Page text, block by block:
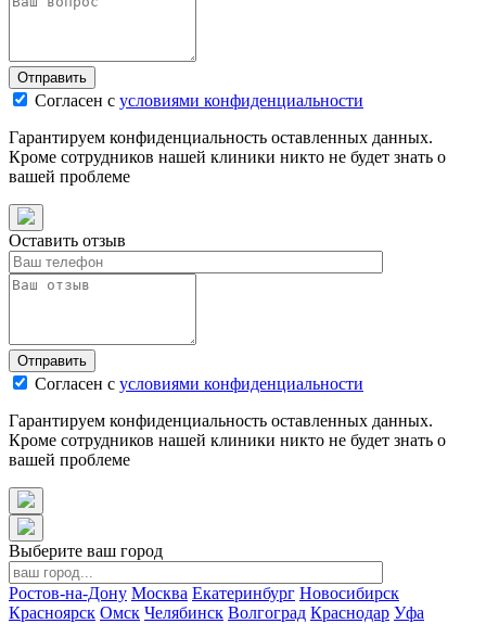
Отправить
Согласен с условиями конфиденциальности
Гарантируем конфиденциальность оставленных данных.
Кроме сотрудников нашей клиники никто не будет знать о
вашей проблеме
Оставить отзыв
Отправить
Согласен с условиями конфиденциальности
Гарантируем конфиденциальность оставленных данных.
Кроме сотрудников нашей клиники никто не будет знать о
вашей проблеме
Выберите ваш город
Ростов-на-Дону Москва Екатеринбург Новосибирск
Красноярск Омск Челябинск Волгоград Краснодар Уфа